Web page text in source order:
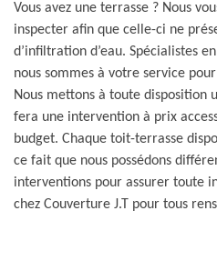
Vous avez une terrasse ? Nous
inspecter afin que celle-ci ne
d’infiltration d’eau. Spécialistes
nous sommes à votre service
Nous mettons à toute disposition
fera une intervention à prix
budget. Chaque toit-terrasse
ce fait que nous possédons
interventions pour assurer toute
chez Couverture J.T pour tous